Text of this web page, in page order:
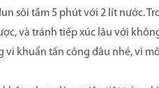
sôi tầm 5 phút với 2 lít nước.
và tránh tiếp xúc lâu với
khuẩn tấn công đâu nhé, vì